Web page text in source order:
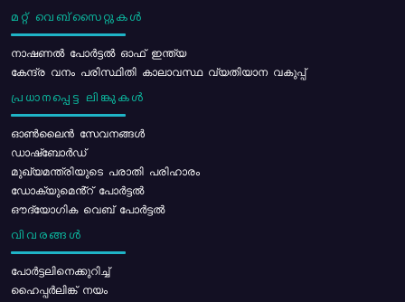
മറ്റ് വെബ്സൈറ്റുകൾ
നാഷണൽ പോർട്ടൽ ഓഫ് ഇന്ത്യ
കേന്ദ്ര വനം പരിസ്ഥിതി കാലാവസ്ഥ വ്യതിയാന വകുപ്പ്
പ്രധാനപ്പെട്ട ലിങ്കുകൾ
ഓൺലൈൻ സേവനങ്ങൾ
ഡാഷ്ബോർഡ്
മുഖ്യമന്ത്രിയുടെ പരാതി പരിഹാരം
ഡോക്യുമെൻ്റ് പോർട്ടൽ
ഔദ്യോഗിക വെബ് പോർട്ടൽ
വിവരങ്ങൾ
പോര്‍ട്ടലിനെക്കുറിച്ച്
ഹൈപ്പർലിങ്ക് നയം